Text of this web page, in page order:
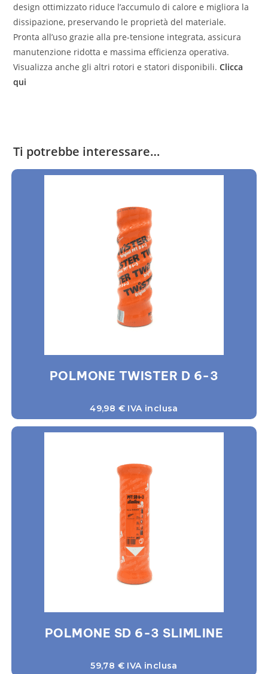
design ottimizzato riduce l’accumulo di calore e migliora la
dissipazione, preservando le proprietà del materiale.
Pronta all’uso grazie alla pre-tensione integrata, assicura
manutenzione ridotta e massima efficienza operativa.
Visualizza anche gli altri rotori e statori disponibili.Clicca
qui
Ti potrebbe interessare…
POLMONE TWISTER D 6-3
49,98 € IVA inclusa
POLMONE SD 6-3 SLIMLINE
59,78 € IVA inclusa